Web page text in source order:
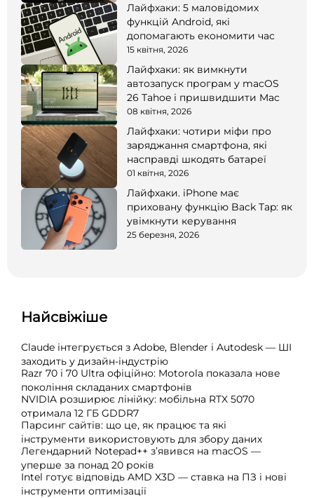
Лайфхаки: 5 маловідомих
функцій Android, які
допомагають економити час
15 квітня, 2026
Лайфхаки: як вимкнути
автозапуск програм у macOS
26 Tahoe і пришвидшити Mac
08 квітня, 2026
Лайфхаки: чотири міфи про
заряджання смартфона, які
насправді шкодять батареї
01 квітня, 2026
Лайфхаки. iPhone має
приховану функцію Back Tap: як
увімкнути керування
25 березня, 2026
Найсвіжіше
Claude інтегрується з Adobe, Blender і Autodesk — ШІ
заходить у дизайн-індустрію
Razr 70 і 70 Ultra офіційно: Motorola показала нове
покоління складаних смартфонів
NVIDIA розширює лінійку: мобільна RTX 5070
отримала 12 ГБ GDDR7
Парсинг сайтів: що це, як працює та які
інструменти використовують для збору даних
Легендарний Notepad++ з’явився на macOS —
уперше за понад 20 років
Intel готує відповідь AMD X3D — ставка на ПЗ і нові
інструменти оптимізації